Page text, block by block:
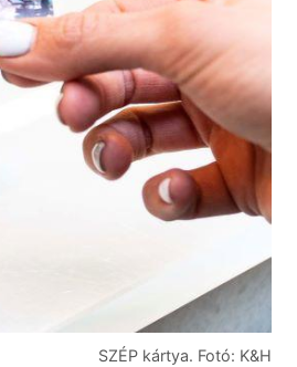
SZÉP kártya. Fotó: K&H